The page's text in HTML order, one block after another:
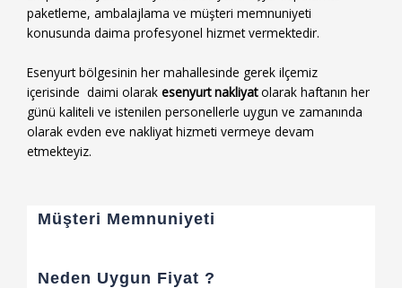
paketleme, ambalajlama ve müşteri memnuniyeti
konusunda daima profesyonel hizmet vermektedir.
Esenyurt bölgesinin her mahallesinde gerek ilçemiz
içerisinde daimi olarak esenyurt nakliyatolarak haftanın her
günü kaliteli ve istenilen personellerle uygun ve zamanında
olarak evden eve nakliyat hizmeti vermeye devam
etmekteyiz.
Müşteri Memnuniyeti
Neden Uygun Fiyat ?